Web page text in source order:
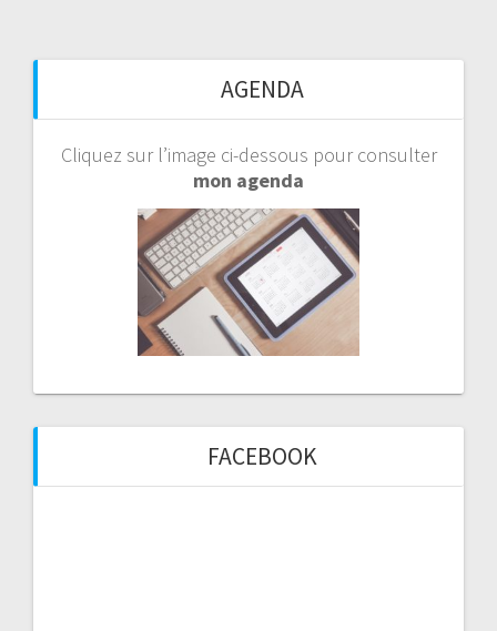
AGENDA
Cliquez sur l’image ci-dessous pour consulter
mon agenda
FACEBOOK